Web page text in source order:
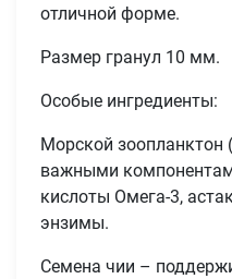
отличной форме.
Размер гранул 10 мм.
Особые ингредиенты:
Морской зоопланктон
важными
кислоты Омега-3,
энзимы.
Семена чии –